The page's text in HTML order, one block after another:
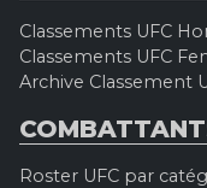
Classements UFC
Classements UFC
Archive Classement
Roster UFC par